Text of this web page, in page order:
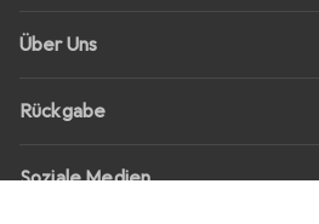
Über Uns
Rückgabe
Soziale Medien